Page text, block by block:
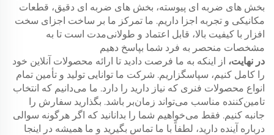
بخش های ضربه ای پیوسته، بخش های ضربه ای دقیق، قطعات
مکانیکی و تجربه اجزا داریم. ما تمرکز ما بر ساخت اجزای سخت
افزار با کیفیت بالا، قابل اعتماد و طولانی‌مدت است تا به
مشخصات منحصر به فرد شما بپاسخ دهیم
در نهایت، از اینکه به ما فرصت دادید تا ارائه محصولات آنلاین خود
را کامل کنیم، سپاسگزاریم. شرکت ما توانایی تولید و تأمین تمام
انواع محصولات فنری که نیاز دارید را دارد. ما می‌دانیم که انتخاب
تامین‌کننده مناسب می‌تواند زمان‌بر باشد. بگذارید سفارش را
جانبه کنیم. فقط می‌خواهیم شما را بدانانید که اگر هرگونه سوالی
درباره آینده دارید، لطفاً با ما تماس بگیرید و ما همیشه در اینجا